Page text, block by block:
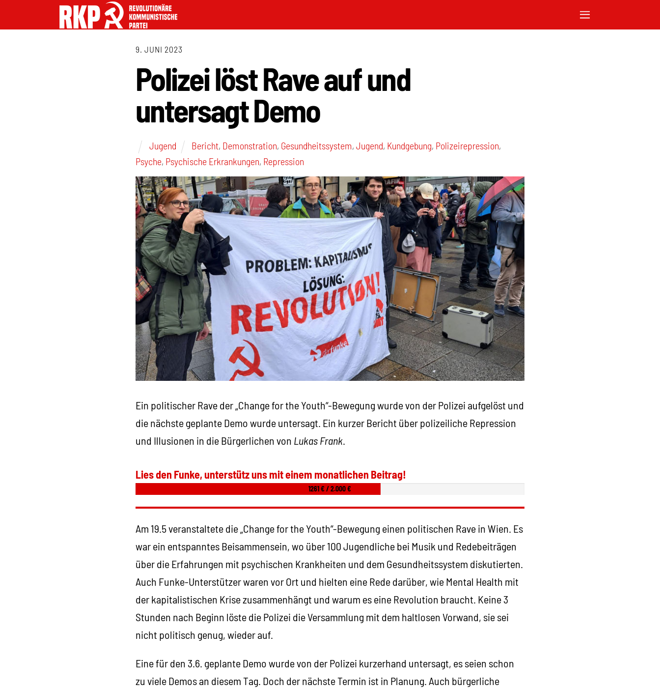
9. JUNI 2023
Polizei löst Rave auf und
untersagt Demo
Jugend Bericht, Demonstration, Gesundheitssystem,Jugend, Kundgebung, Polizeirepression,
Psyche, Psychische Erkrankungen, Repression
Ein politischer Rave der „Change for the Youth“-Bewegung wurde von der Polizei aufgelöst und
die nächste geplante Demo wurde untersagt. Ein kurzer Bericht über polizeiliche Repression
und Illusionen in die Bürgerlichen von Lukas Frank.
Lies den Funke, unterstütz uns mit einem monatlichen Beitrag!
1261 € / 2.000 €
Am 19.5 veranstaltete die „Change for the Youth“-Bewegung einen politischen Rave in Wien. Es
war ein entspanntes Beisammensein, wo über 100 Jugendliche bei Musik und Redebeiträgen
über die Erfahrungen mit psychischen Krankheiten und dem Gesundheitssystem diskutierten.
Auch Funke-Unterstützer waren vor Ort und hielten eine Rede darüber, wie Mental Health mit
der kapitalistischen Krise zusammenhängt und warum es eine Revolution braucht. Keine 3
Stunden nach Beginn löste die Polizei die Versammlung mit dem haltlosen Vorwand, sie sei
nicht politisch genug, wieder auf.
Eine für den 3.6. geplante Demo wurde von der Polizei kurzerhand untersagt, es seien schon
zu viele Demos an diesem Tag. Doch der nächste Termin ist in Planung. Auch bürgerliche